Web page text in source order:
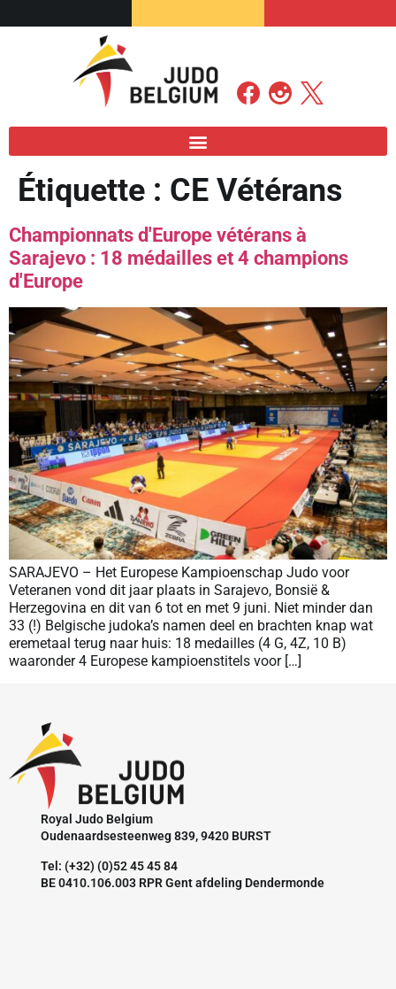
Étiquette : CE Vétérans
Championnats d'Europe vétérans à
Sarajevo : 18 médailles et 4 champions
d'Europe
SARAJEVO – Het Europese Kampioenschap Judo voor
Veteranen vond dit jaar plaats in Sarajevo, Bonsië &
Herzegovina en dit van 6 tot en met 9 juni. Niet minder dan
33 (!) Belgische judoka’s namen deel en brachten knap wat
eremetaal terug naar huis: 18 medailles (4 G, 4Z, 10 B)
waaronder 4 Europese kampioenstitels voor […]
Royal Judo Belgium
Oudenaardsesteenweg 839, 9420 BURST
Tel: (+32) (0)52 45 45 84
BE 0410.106.003 RPR Gent afdeling Dendermonde